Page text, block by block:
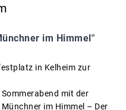
im Himmel"
in Kelheim zur
mit der
im Himmel – Der